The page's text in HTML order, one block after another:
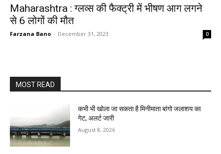
Maharashtra : ग्लव्स की फैक्ट्री में भीषण आग लगने
से 6 लोगों की मौत
Farzana Bano - December 31, 2023 0
MOST READ
कभी भी खोला जा सकता है मिनीमाता बांगो जलाशय का
गेट, अलर्ट जारी
August 8, 2026